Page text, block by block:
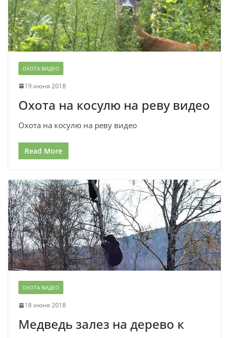
ОХОТА ВИДЕО
19 июня 2018
Охота на косулю на реву видео
Охота на косулю на реву видео
Read More
ОХОТА ВИДЕО
18 июня 2018
Медведь залез на дерево к